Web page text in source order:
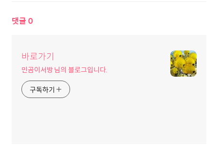
댓글 0
바로가기
민곰이서방 님의 블로그입니다.
구독하기